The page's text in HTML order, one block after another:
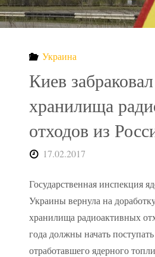
Украина
Киев
хранилища
отходов из
17.02.2017
Государственная инспекция
Украины вернула на
хранилища радиоактивных
года должны начать
отработавшего ядерного